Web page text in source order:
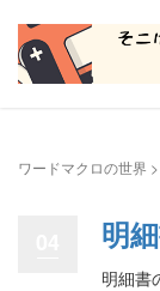
ワードマクロの世界 >
明
明細書